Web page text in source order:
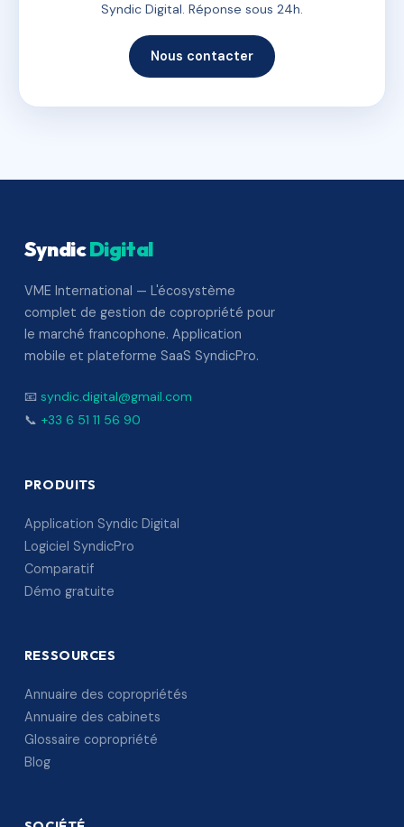
Syndic Digital. Réponse sous 24h.
Nous contacter
SyndicDigital
VME International — L'écosystème
complet de gestion de copropriété pour
le marché francophone. Application
mobile et plateforme SaaS SyndicPro.
📧 syndic.digital@gmail.com
📞 +33 6 51 11 56 90
PRODUITS
Application Syndic Digital
Logiciel SyndicPro
Comparatif
Démo gratuite
RESSOURCES
Annuaire des copropriétés
Annuaire des cabinets
Glossaire copropriété
Blog